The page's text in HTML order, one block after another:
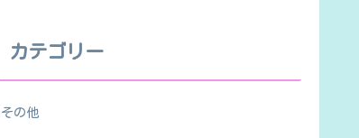
カテゴリー
その他